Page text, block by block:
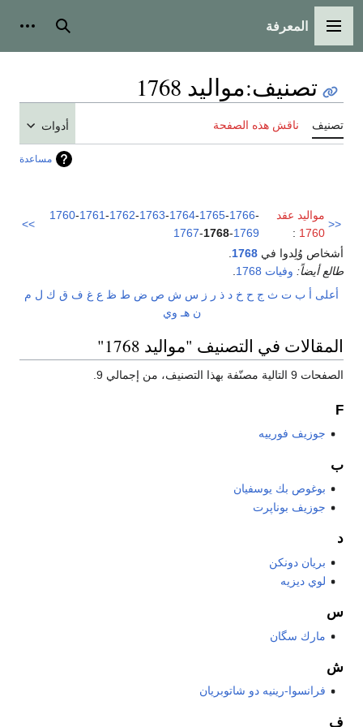
القائمة الرئيسية
المعرفة بحث
تصنيف:مواليد 1768
تصنيف ناقش هذه الصفحة أدوات
مساعدة
<<
مواليد عقد
1760
:
1760-1761-1762-1763-1764-1765-1766-
1767-1768-1769
>>
أشخاص وُلِدوا في 1768
طالع أيضاً: وفيات 1768
أعلى أ ب ت ث ج ح خ د ذ ر ز س ش ص ض ط ظ ع غ ف ق ك ل م
ن هـ وي
المقالات في التصنيف "مواليد 1768"
الصفحات 9 التالية مصنّفة بهذا التصنيف، من إجمالي 9.
F
جوزيف فورييه
ب
بوغوص بك يوسفيان
جوزيف بوناپرت
د
بريان دونكن
لوي ديزيه
س
مارك سگان
ش
فرانسوا-رينيه دو شاتوبريان
ف